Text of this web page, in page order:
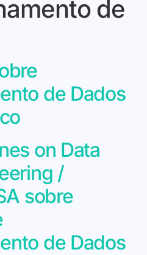
de
de Dados
on Data
/
sobre
de Dados